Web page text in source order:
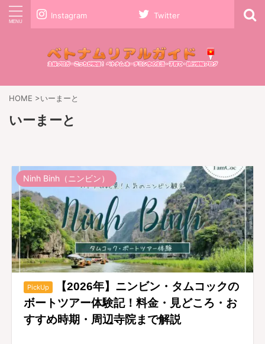
Instagram Twitter
HOME >いーまーと
いーまーと
Ninh Binh（ニンビン）
PickUp
【2026年】ニンビン・タムコックの
ボートツアー体験記！料金・見どころ・お
すすめ時期・周辺寺院まで解説